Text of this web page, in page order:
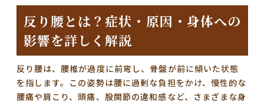
反り腰とは？症状・原因・身体への
影響を詳しく解説
反り腰は、腰椎が過度に前弯し、骨盤が前に傾いた状態
を指します。この姿勢は腰に過剰な負担をかけ、慢性的な
腰痛や肩こり、頭痛、股関節の違和感など、さまざまな身